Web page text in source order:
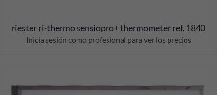
riester ri-thermo sensiopro+ thermometer ref. 1840
Inicia sesión como profesional para ver los precios